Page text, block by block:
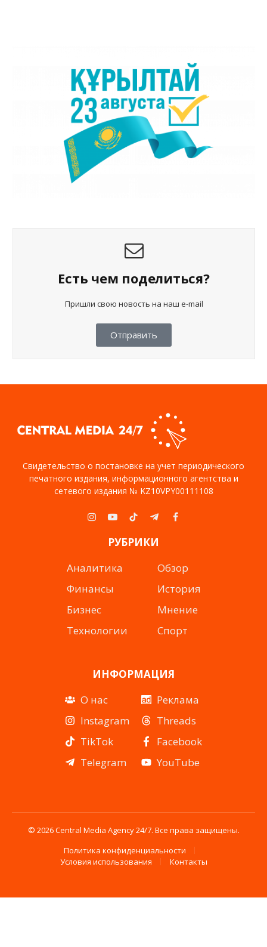
Есть чем поделиться?
Пришли свою новость на наш e-mail
Отправить
Свидетельство о постановке на учет периодического
печатного издания, информационного агентства и
сетевого издания № KZ10VPY00111108
Instagram
YouTubeTikTokTelegramFacebook
РУБРИКИ
Аналитика
Финансы
Бизнес
Технологии
Обзор
История
Мнение
Спорт
ИНФОРМАЦИЯ
О нас
Instagram
TikTok
Telegram
Реклама
Threads
Facebook
YouTube
© 2026 Central Media Agency 24/7. Все права защищены.
Политика конфиденциальности
Условия использования
Контакты